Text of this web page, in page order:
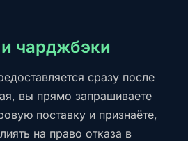
чарджбэки
сразу после
вы прямо запрашиваете
поставку и признаёте,
на право отказа в